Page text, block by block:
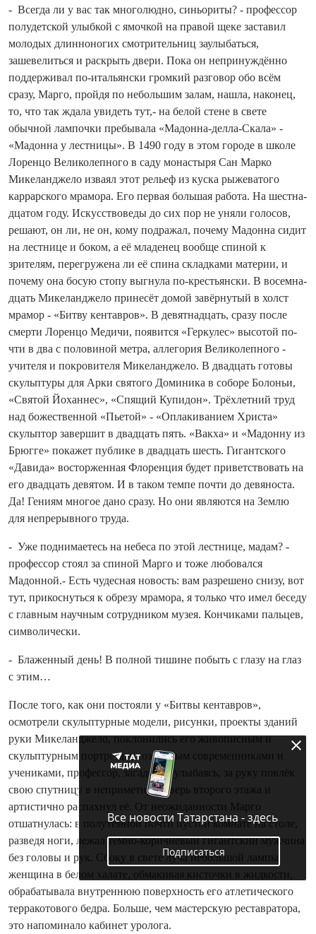
- Всегда ли у вас так многолюдно, синь­ориты? - профессор
полудетской улыбкой с ямочкой на правой щеке заставил
молодых длинноногих смотрительниц заулыбаться,
зашевелиться и раскрыть двери. Пока он непринуждённо
поддерживал по‑итальянски громкий разговор обо всём
сразу, Марго, пройдя по небольшим залам, нашла, наконец,
то, что так ждала увидеть тут,- на белой стене в свете
обычной лампочки пребывала «Мадонна‑делла‑Скала» -
«Мадонна у лестницы». В 1490 году в этом городе в школе
Лоренцо Великолепного в саду монастыря Сан Марко
Микеланджело изваял этот рельеф из куска рыжеватого
каррарского мрамора. Его первая большая работа. На шестна­
дцатом году. Искусствоведы до сих пор не уняли голосов,
решают, он ли, не он, кому подражал, почему Мадонна сидит
на лестнице и боком, а её младенец вообще спиной к
зрителям, перегружена ли её спина складками материи, и
почему она босую стопу выгнула по‑крестьянски. В восемна­
дцать Микеланджело принесёт домой завёрнутый в холст
мрамор - «Битву кентавров». В девятна­дцать, сразу после
смерти Лоренцо Медичи, появится «Геркулес» высотой по­
чти в два с половиной метра, аллегория Великолепного -
учителя и покровителя Микеланджело. В два­дцать готовы
скульп­туры для Арки святого Доминика в соборе Болоньи,
«Святой Йоханнес», «Спящий Купидон». Трёхлетний труд
над божественной «Пьетой» - «Оплакиванием Христа»
скульп­тор завершит в два­дцать пять. «Вакха» и «Мадонну из
Брюгге» покажет пуб­лике в два­дцать шесть. Гигантского
«Давида» восторженная Флоренция будет приветствовать на
его два­дцать девятом. И в таком темпе по­чти до девяноста.
Да! Гениям многое дано сразу. Но они являются на Землю
для непрерывного труда.
- Уже поднимаетесь на небеса по этой лестнице, мадам? -
профессор стоял за спиной Марго и тоже любовался
Мадонной.- Есть чудесная новость: вам разрешено снизу, вот
тут, прикоснуться к обрезу мрамора, я только что имел беседу
с главным научным сотрудником музея. Кончиками пальцев,
символически.
- Блаженный день! В полной тишине побыть с глазу на глаз
с этим…
После того, как они постояли у «Битвы кентавров»,
осмотрели скульп­турные модели, рисунки, проекты зданий
руки Микеланджело, поклонились его живописным и
скульп­турным порт­ретам, со­зданным современниками и
учениками, профессор, загадочно улыбаясь, за руку повлёк
свою спутницу в неприметную дверь второго этажа и
артистично распахнул её. От не­ожи­данности Марго
отшатнулась: в полутёмной по­чти пустой комнате на столе,
разведя ноги, лежал тёмно‑коричневый гигантский мужчина
без головы и рук. Сбоку в свете луча небольшой лампы
женщина в белом халате, обмакивая кисточки в жидкости,
обрабатывала внутреннюю поверхность его атлетического
терракотового бедра. Больше, чем мастерскую реставратора,
это напоминало кабинет уролога.
Все новости Татарстана - здесь
Подписаться